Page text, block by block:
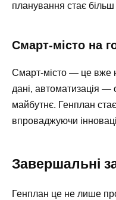
планування стає
Смарт-місто на
Смарт-місто — це вже
дані, автоматизація —
майбутнє. Генплан
впроваджуючи
Завершальні
Генплан це не лише